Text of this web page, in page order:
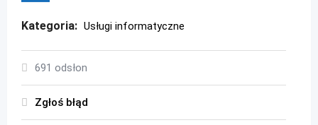
Kategoria: Usługi informatyczne
691 odsłon
Zgłoś błąd